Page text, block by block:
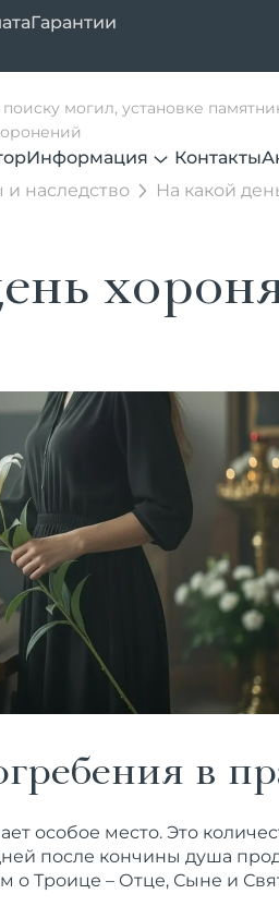
Гарантии
могил, установке
Информация Контакты
наследство На какой
в
особое место. Это
после кончины душа
о Троице – Отце, Сыне и